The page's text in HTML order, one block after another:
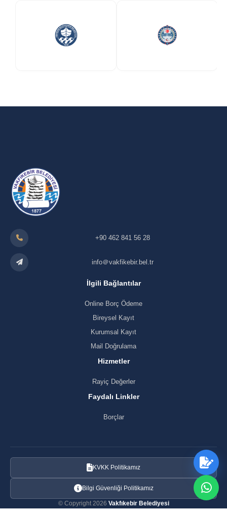
+90 462 841 56 28
info＠vakfikebir.bel.tr
İlgili Bağlantılar
Online Borç Ödeme
Bireysel Kayıt
Kurumsal Kayıt
Mail Doğrulama
Hizmetler
Rayiç Değerler
Faydalı Linkler
Borçlar
KVKK Politikamız
Bilgi Güvenliği Politikamız
© Copyright 2026 Vakfıkebir Belediyesi